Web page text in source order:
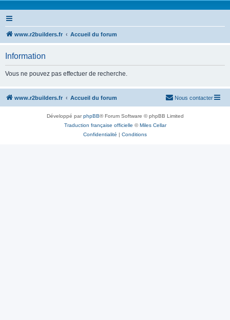
www.r2builders.fr Accueil du forum
Information
Vous ne pouvez pas effectuer de recherche.
www.r2builders.fr Accueil du forum Nous contacter
Développé parphpBB® Forum Software © phpBB Limited
Traduction française officielle ©Miles Cellar
Confidentialité | Conditions